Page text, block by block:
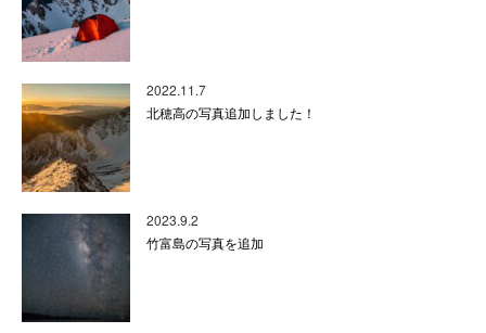
2022.11.7
北穂高の写真追加しました！
2023.9.2
竹富島の写真を追加